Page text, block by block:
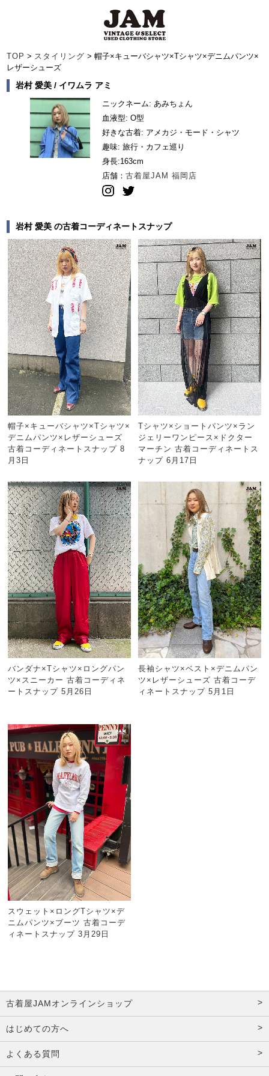
TOP > スタイリング > 帽子×キューバシャツ×Tシャツ×デニムパンツ×
レザーシューズ
岩村 愛美 / イワムラ アミ
ニックネーム: あみちょん
血液型: O型
好きな古着: アメカジ・モード・シャツ
趣味: 旅行・カフェ巡り
身長:163cm
店舗： 古着屋JAM 福岡店
岩村 愛美 の古着コーディネートスナップ
帽子×キューバシャツ×Tシャツ×
デニムパンツ×レザーシューズ
古着コーディネートスナップ 8
月3日
Tシャツ×ショートパンツ×ラン
ジェリーワンピース×ドクター
マーチン 古着コーディネートス
ナップ 6月17日
バンダナ×Tシャツ×ロングパン
ツ×スニーカー 古着コーディネ
ートスナップ 5月26日
長袖シャツ×ベスト×デニムパン
ツ×レザーシューズ 古着コーデ
ィネートスナップ 5月1日
スウェット×ロングTシャツ×デ
ニムパンツ×ブーツ 古着コーデ
ィネートスナップ 3月29日
古着屋JAMオンラインショップ
はじめての方へ
よくある質問